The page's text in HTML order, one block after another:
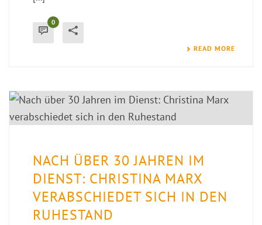
0
READ MORE
NACH ÜBER 30 JAHREN IM
DIENST: CHRISTINA MARX
VERABSCHIEDET SICH IN DEN
RUHESTAND